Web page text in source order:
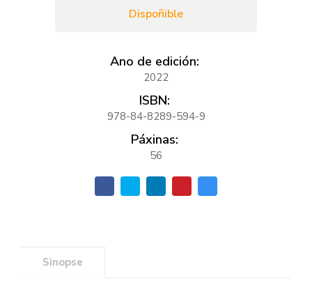
Dispoñible
Ano de edición:
2022
ISBN:
978-84-8289-594-9
Páxinas:
56
Sinopse